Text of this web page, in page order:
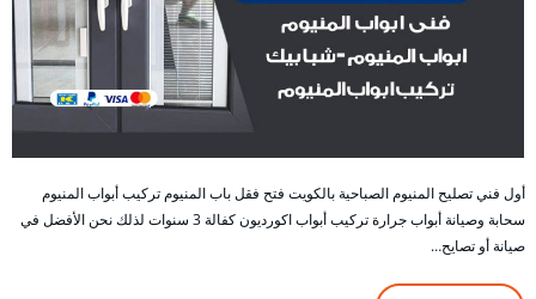
أول فني تصليح المنيوم الصباحية بالكويت فتح فقل باب المنيوم تركيب أبواب المنيوم
سحابة وصيانة أبواب جرارة تركيب أبواب اكورديون كفالة 3 سنوات لذلك نحن الأفضل في
صيانة أو تصايح…